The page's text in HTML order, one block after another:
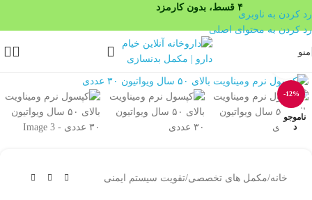
۴ قسط، بدون کارمزد
رد کردن به ناوبری
رد کردن به محتوای اصلی
منو
-12%
ناموجو
د
بزرگنمایی تصویر
خانه/مکمل های تخصصی/تقویت سیستم ایمنی